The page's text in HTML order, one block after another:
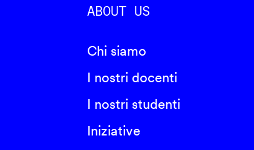
ABOUT US
Chi siamo
I nostri docenti
I nostri studenti
Iniziative